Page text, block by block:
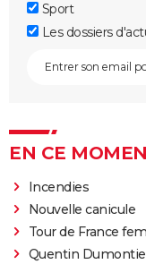
Sport
Les dossiers
EN CE
Incendies
Nouvelle canicule
Tour de France
Quentin